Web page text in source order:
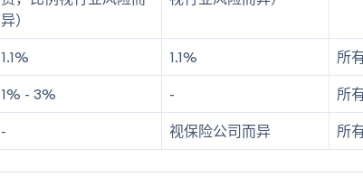
异）
1.1% 1.1% 所
1% - 3% - 所
- 视保险公司而异 所